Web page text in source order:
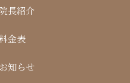
院長紹介
金表
お知らせ